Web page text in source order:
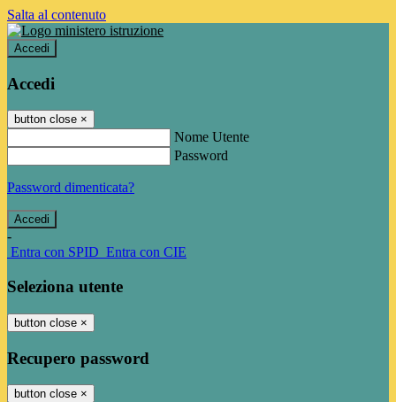
Salta al contenuto
Accedi
Accedi
button close ×
Nome Utente
Password
Password dimenticata?
-
Entra con SPID Entra con CIE
Seleziona utente
button close ×
Recupero password
button close ×